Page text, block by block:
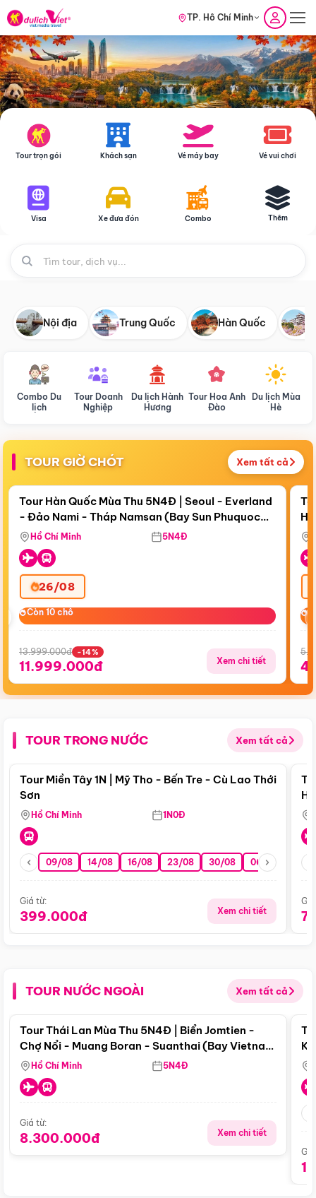
TP. Hồ Chí Minh
Tour trọn gói Khách sạn Vé máy bay Vé vui chơi
Visa Xe đưa đón Combo Thêm
Nội địa Trung Quốc Hàn Quốc
Combo Du
lịch
Tour Doanh
Nghiệp
Du lịch Hành
Hương
Tour Hoa Anh
Đào
Du lịch Mùa
Hè
TOUR GIỜ CHÓT Xem tất cả
Còn18 ngày 10:59:25
Bay Sun Phuquoc Airways
Điểm nổi bật
Tour Hàn Quốc Mùa Thu 5N4Đ | Seoul - Everland
- Đảo Nami - Tháp Namsan (Bay Sun Phuquoc
Airways)
Hồ Chí Minh 5N4Đ
26/08
Còn 10 chỗ
Còn 10 chỗ
13.999.000đ -14%
11.999.000đ Xem chi tiết
TOUR TRONG NƯỚC Xem tất cả
Điểm nổi bật
Tour Miền Tây 1N | Mỹ Tho - Bến Tre - Cù Lao Thới
Sơn
Hồ Chí Minh 1N0Đ
09/08 14/08 16/08 23/08 30/08 06/09 13/09
Giá từ:
399.000đ Xem chi tiết
TOUR NƯỚC NGOÀI Xem tất cả
Điểm nổi bật
Tour Thái Lan Mùa Thu 5N4Đ | Biển Jomtien -
Chợ Nổi - Muang Boran - Suanthai (Bay Vietnam
Airlines)
Hồ Chí Minh 5N4Đ
Giá từ:
8.300.000đ Xem chi tiết